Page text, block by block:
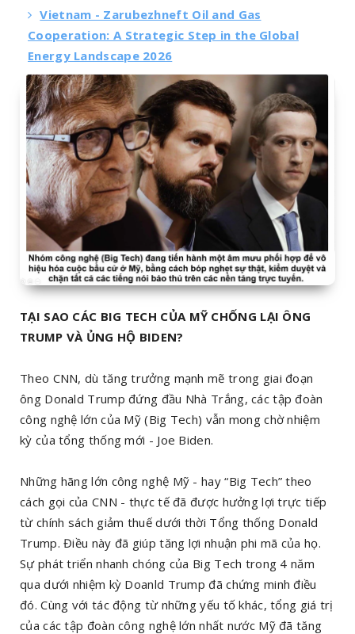
Vietnam - Zarubezhneft Oil and Gas
Cooperation: A Strategic Step in the Global
Energy Landscape 2026
TẠI SAO CÁC BIG TECH CỦA MỸ CHỐNG LẠI ÔNG
TRUMP VÀ ỦNG HỘ BIDEN?
Theo CNN, dù tăng trưởng mạnh mẽ trong giai đoạn
ông Donald Trump đứng đầu Nhà Trắng, các tập đoàn
công nghệ lớn của Mỹ (Big Tech) vẫn mong chờ nhiệm
kỳ của tổng thống mới - Joe Biden.
Những hãng lớn công nghệ Mỹ - hay “Big Tech” theo
cách gọi của CNN - thực tế đã được hưởng lợi trực tiếp
từ chính sách giảm thuế dưới thời Tổng thống Donald
Trump. Điều này đã giúp tăng lợi nhuận phi mã của họ.
Sự phát triển nhanh chóng của Big Tech trong 4 năm
qua dưới nhiệm kỳ Doanld Trump đã chứng minh điều
đó. Cùng với tác động từ những yếu tố khác, tổng giá trị
của các tập đoàn công nghệ lớn nhất nước Mỹ đã tăng